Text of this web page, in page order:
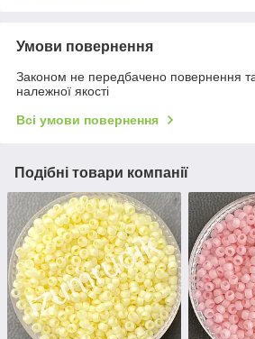
Умови повернення
Законом не передбачено повернення
належної якості
Всі умови повернення
Подібні товари компанії